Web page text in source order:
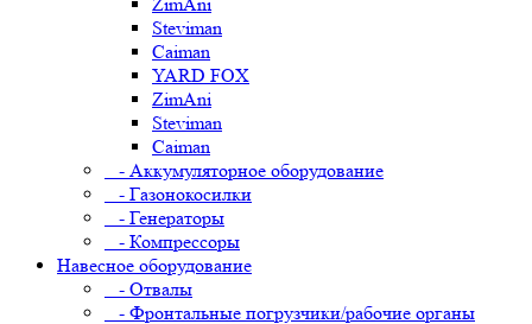
Steviman
Caiman
YARD FOX
ZimAni
Steviman
Caiman
- Аккумуляторное оборудование
- Газонокосилки
- Генераторы
- Компрессоры
Навесное оборудование
- Отвалы
- Фронтальные погрузчики/рабочие органы